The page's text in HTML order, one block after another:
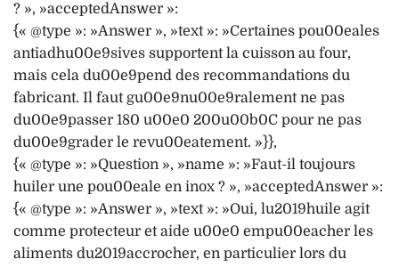
? », »acceptedAnswer »:
{« @type »: »Answer », »text »: »Certaines pou00eales
antiadhu00e9sives supportent la cuisson au four,
mais cela du00e9pend des recommandations du
fabricant. Il faut gu00e9nu00e9ralement ne pas
du00e9passer 180 u00e0 200u00b0C pour ne pas
du00e9grader le revu00eatement. »}},
{« @type »: »Question », »name »: »Faut-il toujours
huiler une pou00eale en inox ? », »acceptedAnswer »:
{« @type »: »Answer », »text »: »Oui, lu2019huile agit
comme protecteur et aide u00e0 empu00eacher les
aliments du2019accrocher, en particulier lors du